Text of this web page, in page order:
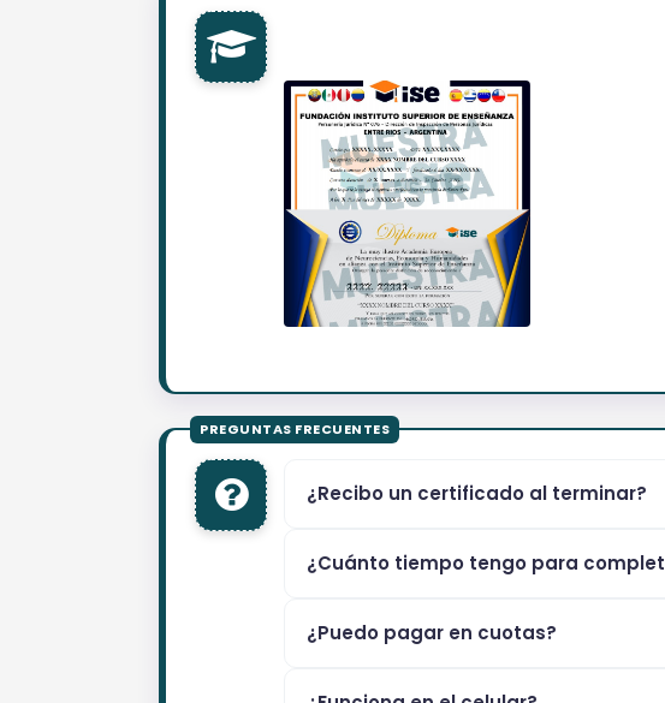
¿Recibo un certificado al terminar?
¿Cuánto tiempo tengo para
¿Puedo pagar en cuotas?